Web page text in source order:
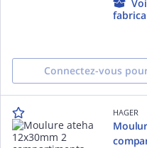
Connectez-vous
HAGER